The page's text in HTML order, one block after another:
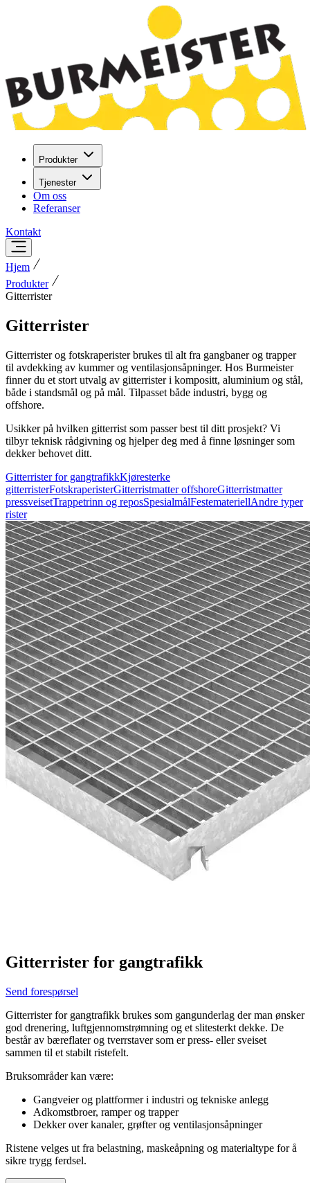
Produkter
Tjenester
Om oss
Referanser
Kontakt
Hjem
Produkter
Gitterrister
Gitterrister
Gitterrister og fotskraperister brukes til alt fra gangbaner og trapper
til avdekking av kummer og ventilasjonsåpninger. Hos Burmeister
finner du et stort utvalg av gitterrister i kompositt, aluminium og stål,
både i standsmål og på mål. Tilpasset både industri, bygg og
offshore.
Usikker på hvilken gitterrist som passer best til ditt prosjekt? Vi
tilbyr teknisk rådgivning og hjelper deg med å finne løsninger som
dekker behovet ditt.
Gitterrister for gangtrafikkKjøresterke
gitterristerFotskraperisterGitterristmatter offshoreGitterristmatter
pressveisetTrappetrinn og reposSpesialmålFestemateriellAndre typer
rister
Gitterrister for gangtrafikk
Send forespørsel
Gitterrister for gangtrafikk brukes som gangunderlag der man ønsker
god drenering, luftgjennomstrømning og et slitesterkt dekke. De
består av bæreflater og tverrstaver som er press- eller sveiset
sammen til et stabilt ristefelt.
Bruksområder kan være:
Gangveier og plattformer i industri og tekniske anlegg
Adkomstbroer, ramper og trapper
Dekker over kanaler, grøfter og ventilasjonsåpninger
Ristene velges ut fra belastning, maskeåpning og materialtype for å
sikre trygg ferdsel.